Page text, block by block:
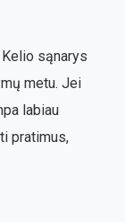
sąnarys
metu. Jei
labiau
pratimus,